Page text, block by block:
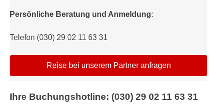
Persönliche Beratung und Anmeldung:
Telefon (030) 29 02 11 63 31
Reise bei unserem Partner anfragen
Ihre Buchungshotline: (030) 29 02 11 63 31